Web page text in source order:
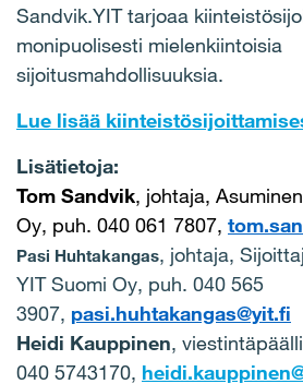
Sandvik.YIT tarjoaa
monipuolisesti mielenkiintoisia
sijoitusmahdollisuuksia.
Lue lisää
Lisätietoja:
Tom Sandvik, johtaja,
Oy, puh. 040 061 7807,
Pasi Huhtakangas, johtaja,
YIT Suomi Oy, puh. 040 565
3907, pasi.huhtakangas@yit.fi
Heidi Kauppinen,
040 5743170,